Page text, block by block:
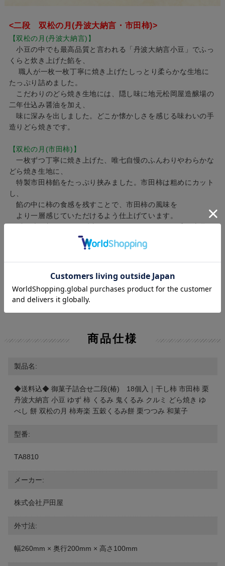
<二段 双松の月(丹波大納言・市田柿)>
【双松の月(丹波大納言)】
小豆の中でも最高品質と言われる「丹波大納言小豆」でふっ
くらと炊き上げた餡を、
職人が一枚一枚丁寧に焼き上げたしっとり柔らかな生地に
たっぷり詰めました。
こだわりのどら焼き生地には、隠し味に地元松岡屋造醸場の
二年仕込み醤油を加え、
味に深みを出しました。どこか懐かしさを感じる味わいの手
造りどら焼きです。
【双松の月(市田柿)】
一枚ずつ丁寧に焼き上げた、唯七自慢のふんわりやわらかな
どら焼き生地に、
特製市田柿餡をたっぷり挟みました。市田柿は粗めにカット
し、
餡の中に柿の食感を残すことで、市田柿の風味を
より一層感じていただけるよう仕上げています。
商品仕様
製品名:
◆送料込◆ 御菓子詰合せ二段(椿) 18個入｜干し柿 市田柿 栗
丹波大納言 小豆 ゆず 柿 くるみ 鬼くるみ クルミ どら焼き ゆ
べし 餅 双松の月 柿寿楽 五穀くるみ餅 栗つつみ 和菓子
型番:
TA8810
メーカー:
株式会社戸田屋
外寸法:
幅260mm × 奥行200mm × 高さ100mm